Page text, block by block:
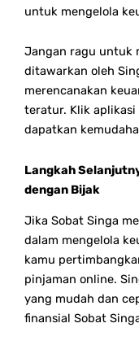
untuk mengelola
Jangan ragu untuk
ditawarkan oleh
merencanakan
teratur. Klik aplikasi
dapatkan
Langkah
dengan Bijak
Jika Sobat Singa
dalam mengelola
kamu
pinjaman online.
yang mudah dan
finansial Sobat